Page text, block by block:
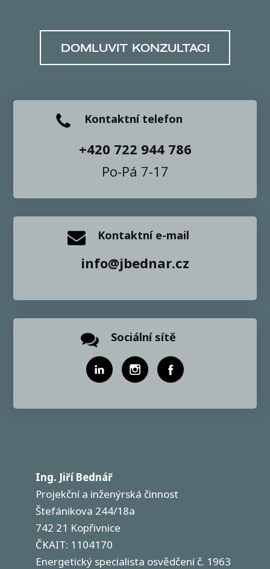
DOMLUVIT KONZULTACI
Kontaktní telefon
+420 722 944 786
Po-Pá 7-17
Kontaktní e-mail
info@jbednar.cz
Sociální sítě
Ing. Jiří Bednář
Projekční a inženýrská činnost
Štefánikova 244/18a
742 21 Kopřivnice
ČKAIT: 1104170
Energetický specialista osvědčení č. 1963